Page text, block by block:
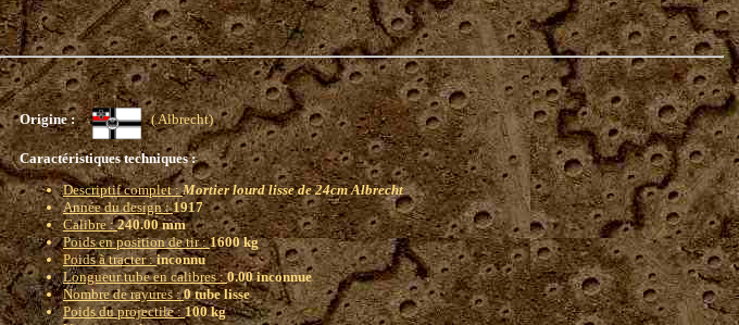
Origine : ( Albrecht)
Caractéristiques techniques :
Descriptif complet :Mortier lourd lisse de 24cm Albrecht
Année du design :1917
Calibre :240.00 mm
Poids en position de tir :1600 kg
Poids à tracter :inconnu
Longueur tube en calibres :0.00 inconnue
Nombre de rayures :0 tube lisse
Poids du projectile :100 kg